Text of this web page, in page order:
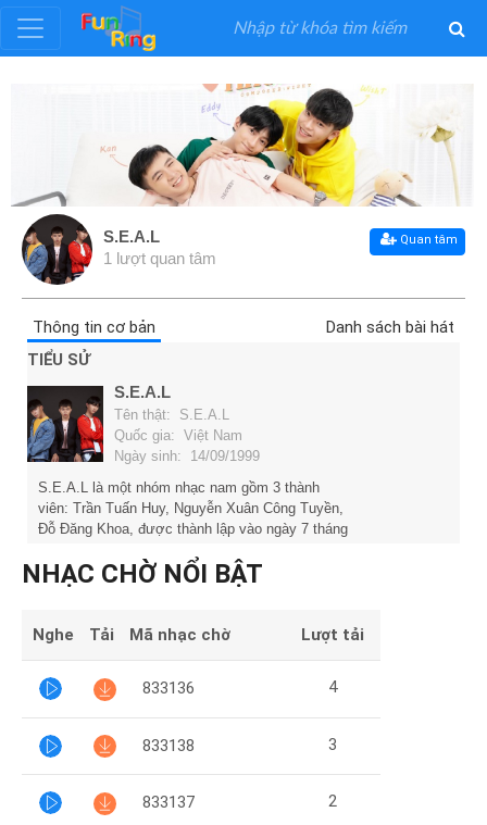
nhập
Thể
Sĩ
Khuyến
Mại
Dẫn
Funring
Doanh
Nghiệp
S.E.A.L
1 lượt quan tâm
Quan tâm
Thông tin cơ bản
Danh sách bài hát
TIỂU SỬ
S.E.A.L
Tên thật: S.E.A.L
Quốc gia: Việt Nam
Ngày sinh: 14/09/1999
S.E.A.L là một nhóm nhạc nam gồm 3 thành
viên: Trần Tuấn Huy, Nguyễn Xuân Công Tuyền,
Đỗ Đăng Khoa, được thành lập vào ngày 7 tháng
và không thuộc thành viên của công ty giải trí, tổ
chức nào. S.E.A.L đang từng bước cố gắng
đến gần hơn với khán giả.
NHẠC CHỜ NỔI BẬT
Nghe Tải Mã nhạc chờ Lượt tải
833136 4
833138 3
833137 2